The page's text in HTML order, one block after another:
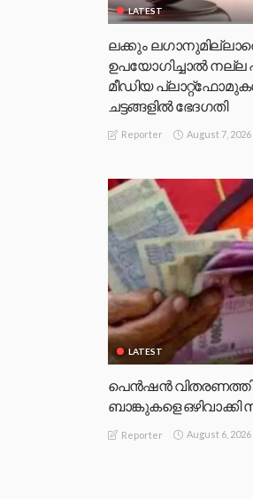
LATEST
ലക്കും
ഉപയോഗിച്ചാല്‍
മീഡിയ
ചട്ടങ്ങളില്‍ ഭേദഗതി
Reporter August 7, 2026
LATEST
പെൻഷൻ
ബാങ്കുകളെ ഒഴിവാക്കി
Reporter August 6, 2026